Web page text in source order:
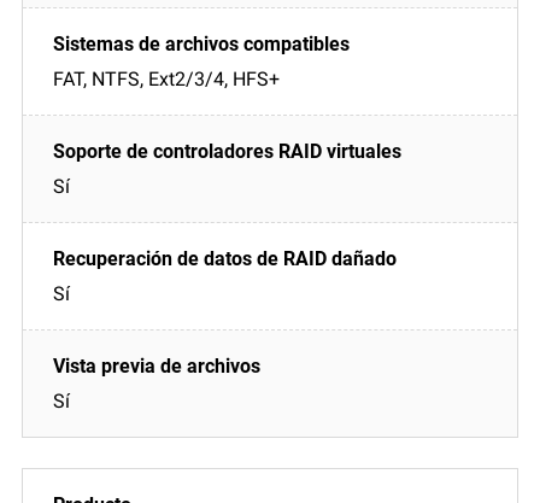
FAT, NTFS, Ext2/3/4, HFS+
Sí
Sí
Sí